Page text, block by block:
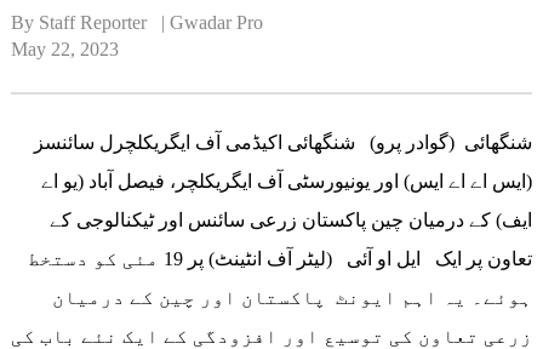
By Staff Reporter   | Gwadar Pro
May 22, 2023
شنگھائی (گوادر پرو) شنگھائی اکیڈمی آف ایگریکلچرل سائنسز
(ایس اے اے ایس) اور یونیورسٹی آف ایگریکلچر، فیصل آباد (یو اے
ایف) کے درمیان چین پاکستان زرعی سائنس اور ٹیکنالوجی کے
تعاون پر ایک ایل او آئی (لیٹر آف انٹینٹ) پر 19 مئی کو دستخط
ہوئے۔ یہ اہم ایونٹ پاکستان اور چین کے درمیان
زرعی تعاون کی توسیع اور افزودگی کے ایک نئے باب کی